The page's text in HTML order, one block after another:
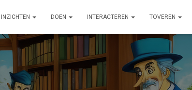
INZICHTEN DOEN INTERACTEREN TOVEREN